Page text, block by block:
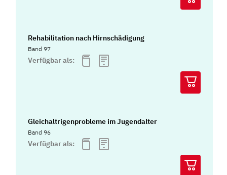
Rehabilitation nach Hirnschädigung
Band 97
Verfügbar als:
Gleichaltrigenprobleme im Jugendalter
Band 96
Verfügbar als: